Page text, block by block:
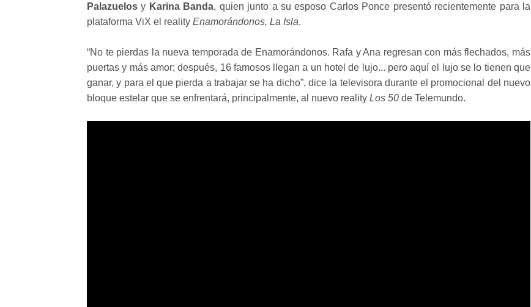
Palazuelos y Karina Banda, quien junto a su esposo Carlos Ponce presentó recientemente para la
plataforma ViX el reality Enamorándonos, La Isla.
“No te pierdas la nueva temporada de Enamorándonos. Rafa y Ana regresan con más flechados, más
puertas y más amor; después, 16 famosos llegan a un hotel de lujo... pero aquí el lujo se lo tienen que
ganar, y para el que pierda a trabajar se ha dicho”, dice la televisora durante el promocional del nuevo
bloque estelar que se enfrentará, principalmente, al nuevo reality Los 50 de Telemundo.